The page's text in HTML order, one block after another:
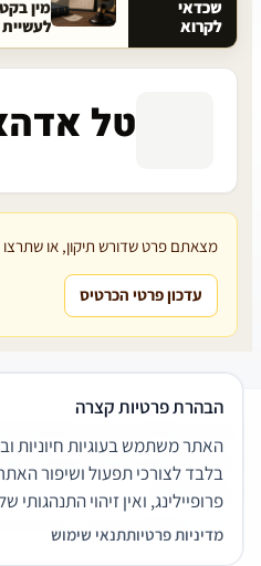
מאמרים קשורים באתר
שכדאי
לקרוא
מין
טל
מצאתם פרט שדורש תיקון, או שתרצו
עדכון פרטי הכרטיס
שירותים משפטיים
דרושים
תנאי שימוש
© 2026 הפירמה. כל הזכויות שמורות.
הבהרת פרטיות קצרה
האתר משתמש בעוגיות חיוניות
בלבד לצורכי תפעול ושיפור
פרופיילינג, ואין זיהוי התנהגותי
מדיניות פרטיותתנאי שימוש